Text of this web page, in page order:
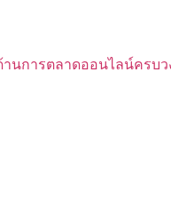
นการตลาดออนไลน์ครบว